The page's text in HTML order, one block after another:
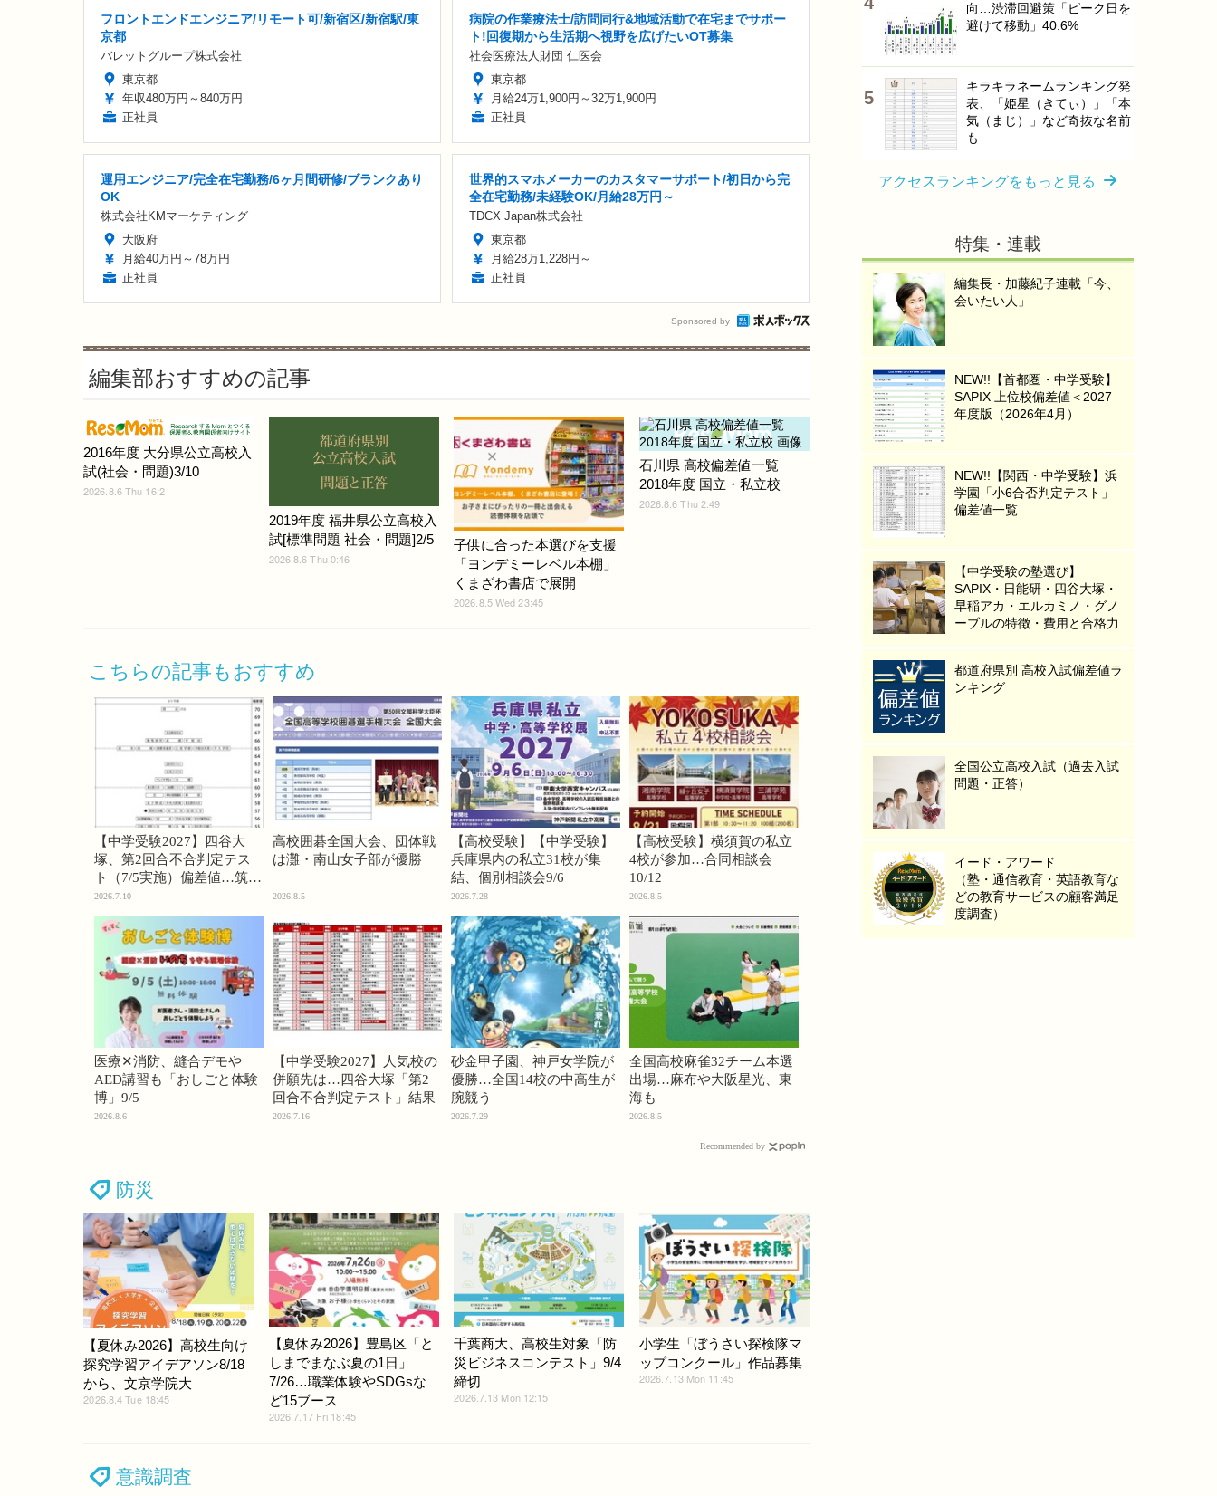
フロントエンドエンジニア/リモート可/新宿区/新宿駅/東
京都
バレットグループ株式会社
東京都
年収480万円～840万円
正社員
病院の作業療法士/訪問同行&地域活動で在宅までサポー
ト!回復期から生活期へ視野を広げたいOT募集
社会医療法人財団 仁医会
東京都
月給24万1,900円～32万1,900円
正社員
運用エンジニア/完全在宅勤務/6ヶ月間研修/ブランクあり
OK
株式会社KMマーケティング
大阪府
月給40万円～78万円
正社員
世界的スマホメーカーのカスタマーサポート/初日から完
全在宅勤務/未経験OK/月給28万円～
TDCX Japan株式会社
東京都
月給28万1,228円～
正社員
Sponsored by
編集部おすすめの記事
2016年度 大分県公立高校入
試(社会・問題)3/10
2026.8.6 Thu 16:2
2019年度 福井県公立高校入
試[標準問題 社会・問題]2/5
2026.8.6 Thu 0:46
子供に合った本選びを支援
「ヨンデミーレベル本棚」
くまざわ書店で展開
2026.8.5 Wed 23:45
石川県 高校偏差値一覧
2018年度 国立・私立校
2026.8.6 Thu 2:49
こちらの記事もおすすめ
【中学受験2027】四谷大
塚、第2回合不合判定テス
ト（7/5実施）偏差値…筑駒
74・桜蔭70＜PR＞
2026.7.10
高校囲碁全国大会、団体戦
は灘・南山女子部が優勝
2026.8.5
【高校受験】【中学受験】
兵庫県内の私立31校が集
結、個別相談会9/6
2026.7.28
【高校受験】横須賀の私立
4校が参加…合同相談会
10/12
2026.8.5
医療✕消防、縫合デモや
AED講習も「おしごと体験
博」9/5
2026.8.6
【中学受験2027】人気校の
併願先は…四谷大塚「第2
回合不合判定テスト」結果
2026.7.16
砂金甲子園、神戸女学院が
優勝…全国14校の中高生が
腕競う
2026.7.29
全国高校麻雀32チーム本選
出場…麻布や大阪星光、東
海も
2026.8.5
Recommended by
防災
【夏休み2026】高校生向け
探究学習アイデアソン8/18
から、文京学院大
2026.8.4 Tue 18:45
【夏休み2026】豊島区「と
しまでまなぶ夏の1日」
7/26…職業体験やSDGsな
ど15ブース
2026.7.17 Fri 18:45
千葉商大、高校生対象「防
災ビジネスコンテスト」9/4
締切
2026.7.13 Mon 12:15
小学生「ぼうさい探検隊マ
ップコンクール」作品募集
2026.7.13 Mon 11:45
意識調査
向…渋滞回避策「ピーク日を
避けて移動」40.6%
キラキラネームランキング発
表、「姫星（きてぃ）」「本
気（まじ）」など奇抜な名前
も
アクセスランキングをもっと見る
特集・連載
編集長・加藤紀子連載「今、
会いたい人」
NEW!!【首都圏・中学受験】
SAPIX 上位校偏差値＜2027
年度版（2026年4月）
NEW!!【関西・中学受験】浜
学園「小6合否判定テスト」
偏差値一覧
【中学受験の塾選び】
SAPIX・日能研・四谷大塚・
早稲アカ・エルカミノ・グノ
ーブルの特徴・費用と合格力
都道府県別 高校入試偏差値ラ
ンキング
全国公立高校入試（過去入試
問題・正答）
イード・アワード
（塾・通信教育・英語教育な
どの教育サービスの顧客満足
度調査）